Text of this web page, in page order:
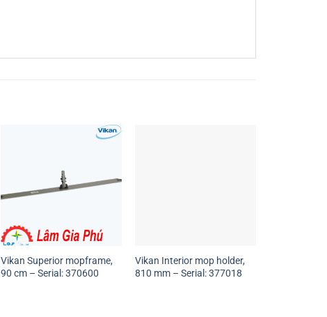
Vikan Superior mopframe,
90 cm – Serial: 370600
Vikan Interior mop holder,
810 mm – Serial: 377018